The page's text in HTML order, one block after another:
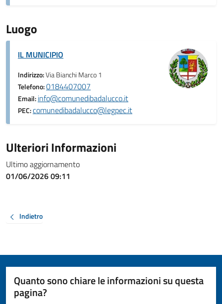
Luogo
IL MUNICIPIO
Indirizzo:Via Bianchi Marco 1
Telefono:0184407007
Email:info@comunedibadalucco.it
PEC:comunedibadalucco@legpec.it
Ulteriori Informazioni
Ultimo aggiornamento
01/06/2026 09:11
Indietro
Quanto sono chiare le informazioni su questa
pagina?